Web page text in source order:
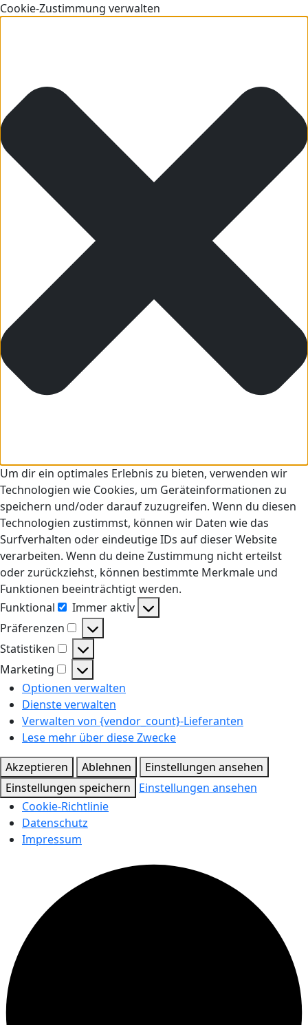
Cookie-Zustimmung verwalten
Um dir ein optimales Erlebnis zu bieten, verwenden wir
Technologien wie Cookies, um Geräteinformationen zu
speichern und/oder darauf zuzugreifen. Wenn du diesen
Technologien zustimmst, können wir Daten wie das
Surfverhalten oder eindeutige IDs auf dieser Website
verarbeiten. Wenn du deine Zustimmung nicht erteilst
oder zurückziehst, können bestimmte Merkmale und
Funktionen beeinträchtigt werden.
Funktional
Funktional
Immer aktiv
Präferenzen
Präferenzen
Statistiken
Statistiken
Marketing
Marketing
Optionen verwalten
Dienste verwalten
Verwalten von {vendor_count}-Lieferanten
Lese mehr über diese Zwecke
Akzeptieren
Ablehnen
Einstellungen ansehen
Einstellungen speichern
Einstellungen ansehen
Cookie-Richtlinie
Datenschutz
Impressum